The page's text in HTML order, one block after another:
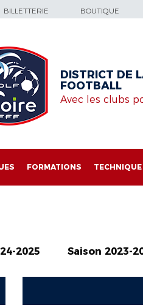
BILLETTERIE BOUTIQUE
DISTRICT DE
FOOTBALL
Avec les clubs
FORMATIONS TECHNIQUE
2025 Saison 2023-